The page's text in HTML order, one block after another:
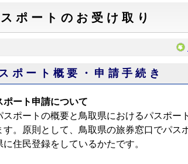
ポートのお受け取り
ポート概要・申請手続き
ポート申請について
ポートの概要と鳥取県におけるパスポー
す。原則として、鳥取県の旅券窓口でパス
に住民登録をしているかたです。